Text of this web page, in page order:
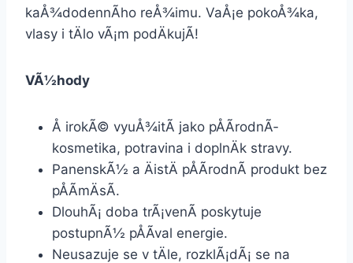
kaÅ¾dodennÃ­ho reÅ¾imu. VaÅ¡e pokoÅ¾ka,
vlasy i tÄlo vÃ¡m podÄkujÃ­!
VÃ½hody
Å irokÃ© vyuÅ¾itÃ­ jako pÅÃ­rodnÃ­
kosmetika, potravina i doplnÄk stravy.
PanenskÃ½ a ÄistÄ pÅÃ­rodnÃ­ produkt bez
pÅÃ­mÄsÃ­.
DlouhÃ¡ doba trÃ¡venÃ­ poskytuje
postupnÃ½ pÅÃ­val energie.
Neusazuje se v tÄle, rozklÃ¡dÃ¡ se na